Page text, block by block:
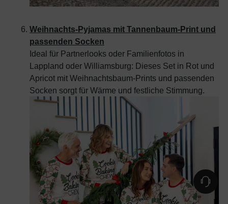
Weihnachts-Pyjamas mit Tannenbaum-Print und
passenden Socken
Ideal für Partnerlooks oder Familienfotos in
Lappland oder Williamsburg: Dieses Set in Rot und
Apricot mit Weihnachtsbaum-Prints und passenden
Socken sorgt für Wärme und festliche Stimmung.